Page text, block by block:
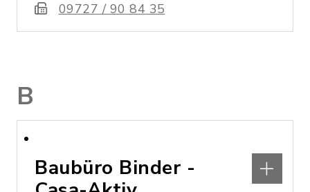
09727 / 90 84 35
B
Baubüro Binder -